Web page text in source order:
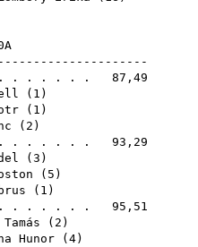
. . . . . . 87,49
( 1 )
( 1 )
( 2 )
. . . . . . 93,29
( 3 )
( 5 )
( 1 )
. . . . . . 95,51
( 2 )
Hunor ( 4)